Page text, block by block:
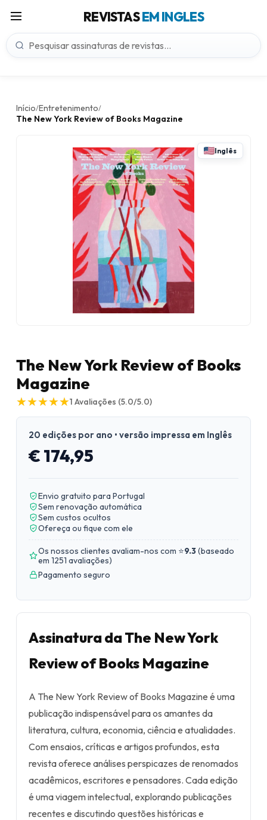
REVISTASEM INGLES
Início/Entretenimento/
The New York Review of Books Magazine
Inglês
The New York Review of Books
Magazine
★
★★
★★
★★
★★
★1 Avaliações (5.0/5.0)
20 edições por ano • versão impressa em Inglês
€ 174,95
Envio gratuito para Portugal
Sem renovação automática
Sem custos ocultos
Ofereça ou fique com ele
Os nossos clientes avaliam-nos com ⭐9.3(baseado
em 1251 avaliações)
Pagamento seguro
Assinatura da The New York
Review of Books Magazine
A The New York Review of Books Magazine é uma
publicação indispensável para os amantes da
literatura, cultura, economia, ciência e atualidades.
Com ensaios, críticas e artigos profundos, esta
revista oferece análises perspicazes de renomados
acadêmicos, escritores e pensadores. Cada edição
é uma viagem intelectual, explorando publicações
recentes e discutindo questões históricas e